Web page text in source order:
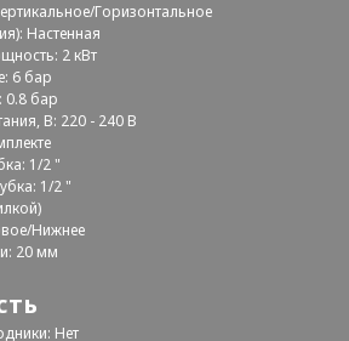
Горизонтальное
Настенная
2 кВт
6 бар
0.8 бар
В: 220 - 240 В
1/2 "
1/2 "
Нижнее
20 мм
Нет